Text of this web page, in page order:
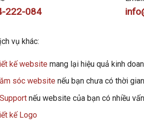
222-084
vụ khác:
kế websitemang lại hiệu quả kinh
sóc websitenếu bạn chưa có thời
nếu website của bạn có nhiều
kế Logo